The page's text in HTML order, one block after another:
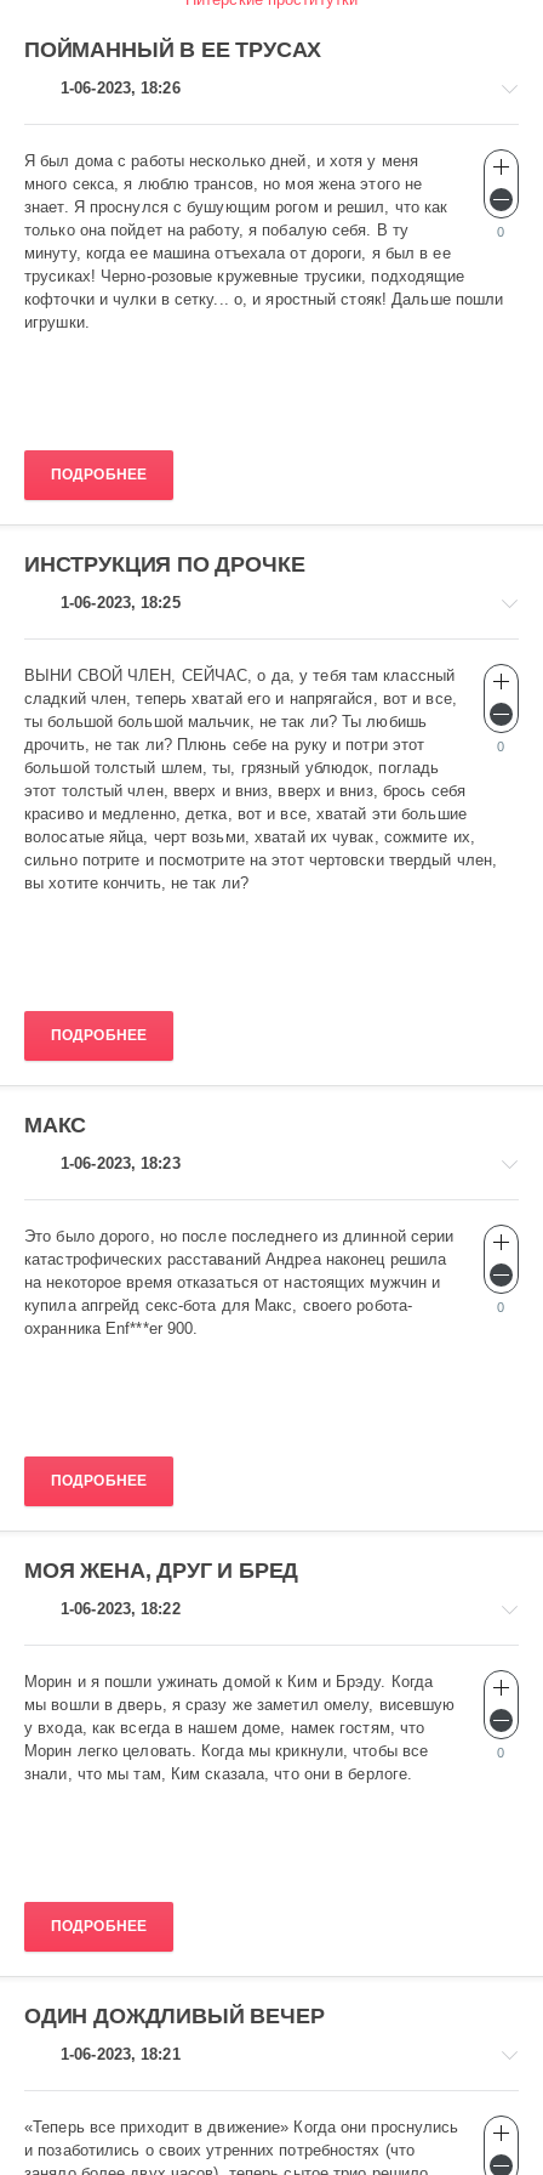
ПОЙМАННЫЙ В ЕЕ ТРУСАХ
1-06-2023, 18:26
Эротика
gugolo
639
0
0
Я был дома с работы несколько дней, и хотя у меня
много секса, я люблю трансов, но моя жена этого не
знает. Я проснулся с бушующим рогом и решил, что как
только она пойдет на работу, я побалую себя. В ту
минуту, когда ее машина отъехала от дороги, я был в ее
трусиках! Черно-розовые кружевные трусики, подходящие
кофточки и чулки в сетку... о, и яростный стояк! Дальше пошли
игрушки.
ПОДРОБНЕЕ
ИНСТРУКЦИЯ ПО ДРОЧКЕ
1-06-2023, 18:25
Эротика
gugolo
628
0
0
ВЫНИ СВОЙ ЧЛЕН, СЕЙЧАС, о да, у тебя там классный
сладкий член, теперь хватай его и напрягайся, вот и все,
ты большой большой мальчик, не так ли? Ты любишь
дрочить, не так ли? Плюнь себе на руку и потри этот
большой толстый шлем, ты, грязный ублюдок, погладь
этот толстый член, вверх и вниз, вверх и вниз, брось себя
красиво и медленно, детка, вот и все, хватай эти большие
волосатые яйца, черт возьми, хватай их чувак, сожмите их,
сильно потрите и посмотрите на этот чертовски твердый член,
вы хотите кончить, не так ли?
ПОДРОБНЕЕ
МАКС
1-06-2023, 18:23
Эротика
gugolo
575
0
0
Это было дорого, но после последнего из длинной серии
катастрофических расставаний Андреа наконец решила
на некоторое время отказаться от настоящих мужчин и
купила апгрейд секс-бота для Макс, своего робота-
охранника Enf***er 900.
ПОДРОБНЕЕ
МОЯ ЖЕНА, ДРУГ И БРЕД
1-06-2023, 18:22
Эротика
gugolo
652
0
0
Морин и я пошли ужинать домой к Ким и Брэду. Когда
мы вошли в дверь, я сразу же заметил омелу, висевшую
у входа, как всегда в нашем доме, намек гостям, что
Морин легко целовать. Когда мы крикнули, чтобы все
знали, что мы там, Ким сказала, что они в берлоге.
ПОДРОБНЕЕ
ОДИН ДОЖДЛИВЫЙ ВЕЧЕР
1-06-2023, 18:21
Эротика
gugolo
«Теперь все приходит в движение» Когда они проснулись
и позаботились о своих утренних потребностях (что